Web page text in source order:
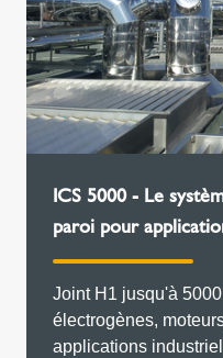
ICS 5000 - Le
paroi pour
Joint H1 jusqu'à
électrogènes,
applications